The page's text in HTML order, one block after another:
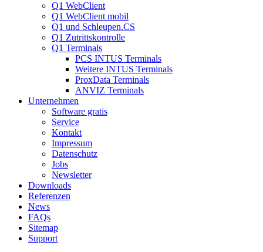
Q1 WebClient
Q1 WebClient mobil
Q1 und Schleupen.CS
Q1 Zutrittskontrolle
Q1 Terminals
PCS INTUS Terminals
Weitere INTUS Terminals
ProxData Terminals
ANVIZ Terminals
Unternehmen
Software gratis
Service
Kontakt
Impressum
Datenschutz
Jobs
Newsletter
Downloads
Referenzen
News
FAQs
Sitemap
Support